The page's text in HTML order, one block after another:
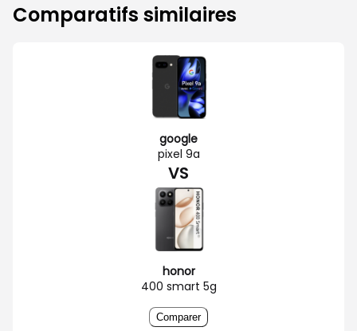
Comparatifs similaires
google
pixel 9a
VS
honor
400 smart 5g
Comparer